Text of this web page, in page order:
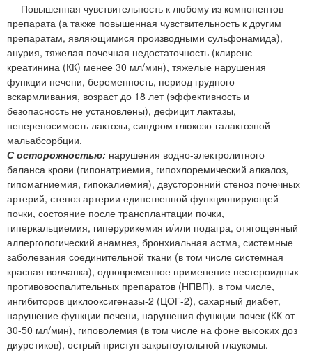
Повышенная чувствительность к любому из компонентов
препарата (а также повышенная чувствительность к другим
препаратам, являющимися производными сульфонамида),
анурия, тяжелая почечная недостаточность (клиренс
креатинина (КК) менее 30 мл/мин), тяжелые нарушения
функции печени, беременность, период грудного
вскармливания, возраст до 18 лет (эффективность и
безопасность не установлены), дефицит лактазы,
непереносимость лактозы, синдром глюкозо-галактозной
мальабсорбции.
С осторожностью: нарушения водно-электролитного
баланса крови (гипонатриемия, гипохлоремический алкалоз,
гипомагниемия, гипокалиемия), двусторонний стеноз почечных
артерий, стеноз артерии единственной функционирующей
почки, состояние после трансплантации почки,
гиперкальциемия, гиперурикемия и/или подагра, отягощенный
аллергологический анамнез, бронхиальная астма, системные
заболевания соединительной ткани (в том числе системная
красная волчанка), одновременное применение нестероидных
противовоспалительных препаратов (НПВП), в том числе,
ингибиторов циклооксигеназы-2 (ЦОГ-2), сахарный диабет,
нарушение функции печени, нарушения функции почек (КК от
30-50 мл/мин), гиповолемия (в том числе на фоне высоких доз
диуретиков), острый приступ закрытоугольной глаукомы.